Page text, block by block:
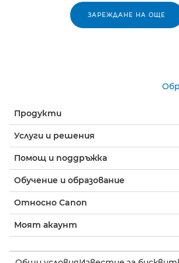
ЗАРЕЖДАНЕ НА ОЩЕ
Продукти
Услуги и решения
Помощ и поддръжка
Обучение и образование
Относно Canon
Моят акаунт